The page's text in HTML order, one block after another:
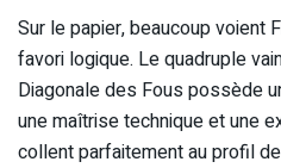
Sur le papier, beaucoup voient
favori logique. Le quadruple
Diagonale des Fous possède
une maîtrise technique et une
collent parfaitement au profil